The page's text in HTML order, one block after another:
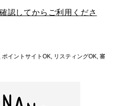
認してからご利用くださ
ポイントサイトOK リスティングOK 審